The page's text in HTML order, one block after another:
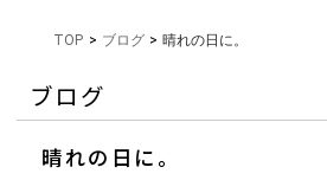
TOP > ブログ > 晴れの日に。
ブログ
晴れの日に。